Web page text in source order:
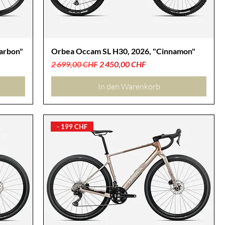
Orbea Occam SL H30, 2026, "Cinnamon"
Standardpreis
2 699,00 CHF Sale-Preis
2 450,00 CHF
In den Warenkorb
- 199 CHF